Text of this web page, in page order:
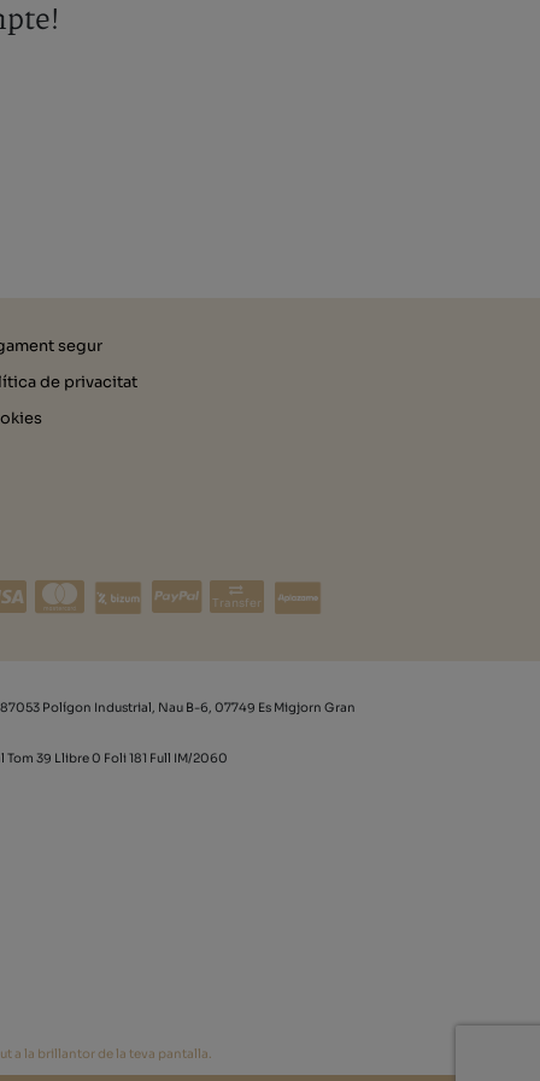
segur
de privacitat
Transfer
Polígon Industrial, Nau B-6, 07749 Es Migjorn Gran
39 Llibre 0 Foli 181 Full IM/2060
a la brillantor de la teva pantalla.